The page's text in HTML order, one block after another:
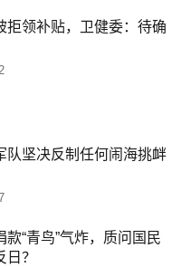
拒领补贴，卫健委：待确
队坚决反制任何闹海挑衅
款“青鸟”气炸，质问国民
？